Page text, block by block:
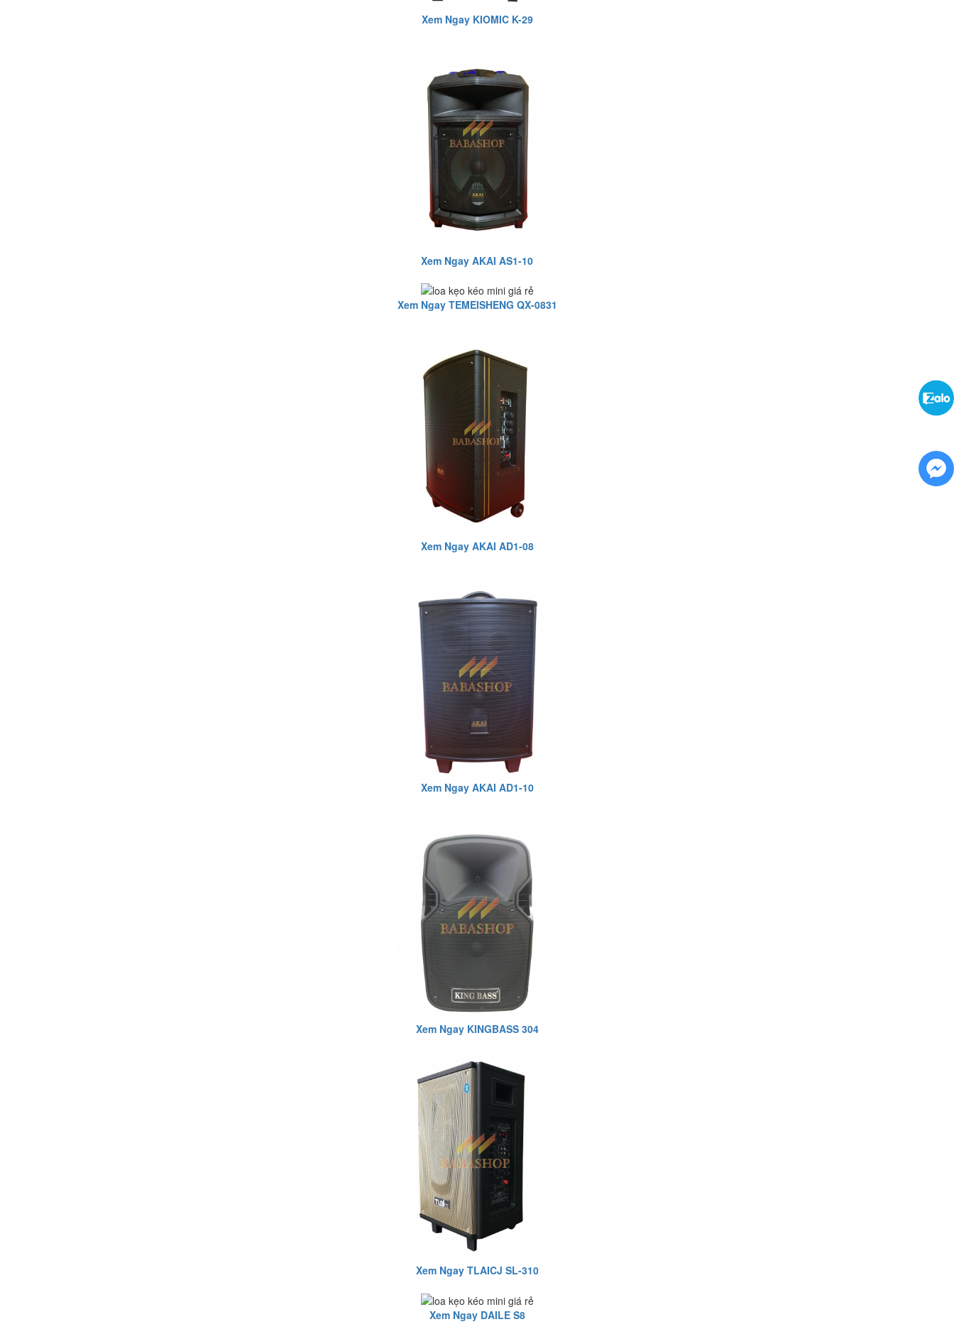
Xem Ngay KIOMIC K-29
Xem Ngay AKAI AS1-10
Xem Ngay TEMEISHENG QX-0831
Xem Ngay AKAI AD1-08
Xem Ngay AKAI AD1-10
Xem Ngay KINGBASS 304
Xem Ngay TLAICJ SL-310
Xem Ngay DAILE S8